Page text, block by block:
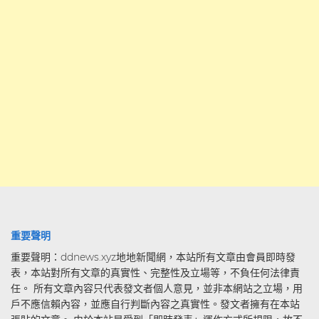
重要聲明
重要聲明：ddnews.xyz地地新聞網，本站所有文章由會員即時發
表，本站對所有文章的真實性、完整性及立場等，不負任何法律責
任。 所有文章內容只代表發文者個人意見，並非本網站之立場，用
戶不應信賴內容，並應自行判斷內容之真實性。發文者擁有在本站